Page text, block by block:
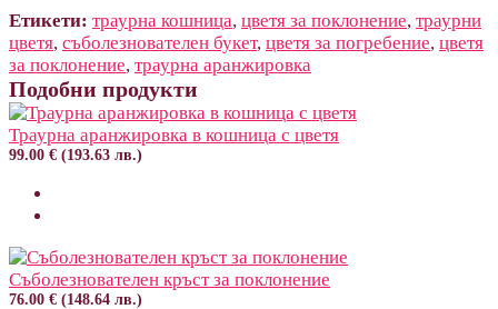
Етикети: траурна кошница, цветя за поклонение, траурни
цветя, съболезнователен букет, цветя за погребение, цветя
за поклонение, траурна аранжировка
Подобни продукти
Траурна аранжировка в кошница с цветя
99.00 € (193.63 лв.)
Съболезнователен кръст за поклонение
76.00 € (148.64 лв.)